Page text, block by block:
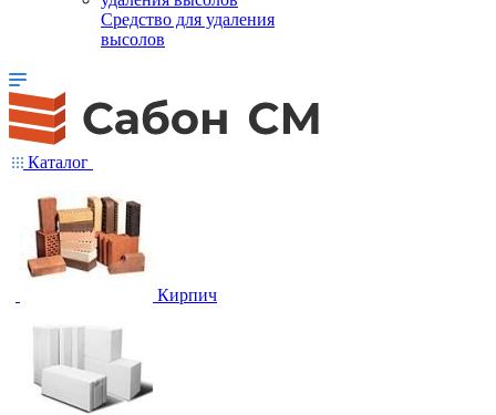
Средство для удаления
высолов
Каталог
Кирпич